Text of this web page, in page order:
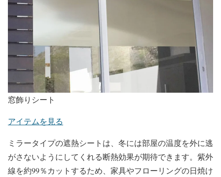
窓飾りシート
アイテムを見る
ミラータイプの遮熱シートは、冬には部屋の温度を外に逃
がさないようにしてくれる断熱効果が期待できます。紫外
線を約99％カットするため、家具やフローリングの日焼け